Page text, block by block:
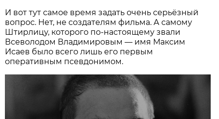
И вот тут самое время задать очень серьёзный
вопрос. Нет, не создателям фильма. А самому
Штирлицу, которого по-настоящему звали
Всеволодом Владимировым — имя Максим
Исаев было всего лишь его первым
оперативным псевдонимом.